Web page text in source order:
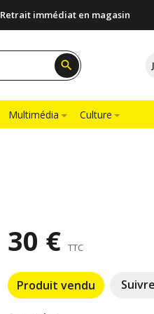
Retrait immédiat en magasin
search
Multimédia Culture
30 € TTC
Produit vendu